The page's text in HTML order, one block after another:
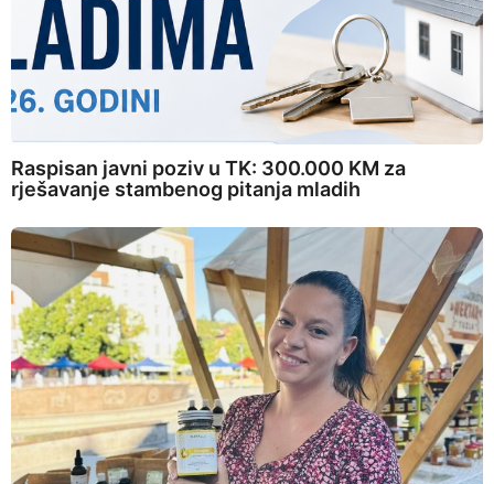
Raspisan javni poziv u TK: 300.000 KM za
rješavanje stambenog pitanja mladih